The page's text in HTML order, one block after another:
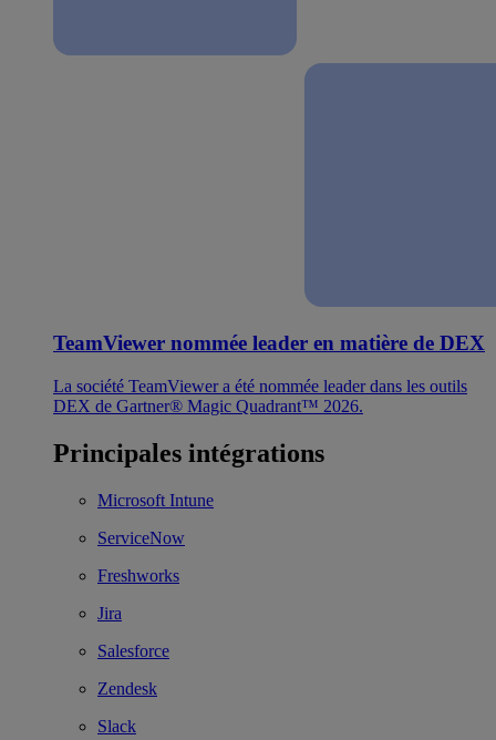
TeamViewer nommée leader en matière de DEX
La société TeamViewer a été nommée leader dans les outils
DEX de Gartner® Magic Quadrant™ 2026.
Principales intégrations
Microsoft Intune
ServiceNow
Freshworks
Jira
Salesforce
Zendesk
Slack